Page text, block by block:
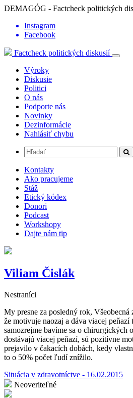
DEMAGÓG - Factcheck politických
Instagram
Facebook
Factcheck politických diskusií
Výroky
Diskusie
Politici
O nás
Podporte nás
Novinky
Dezinformácie
Nahlásiť chybu
Kontakty
Ako pracujeme
Stáž
Etický kódex
Donori
Podcast
Workshopy
Dajte nám tip
Viliam Čislák
Nestraníci
My presne za posledný rok,
že motivuje naozaj a dáva viacej
samozrejme bavíme sa o chirurgických
dostávajú viacej peňazí, sú pozitívne
prejavilo v čakacích dobách, kedy
to o 50% počet ľudí znížilo.
Situácia v zdravotníctve - 16.02.2015
Neoveriteľné